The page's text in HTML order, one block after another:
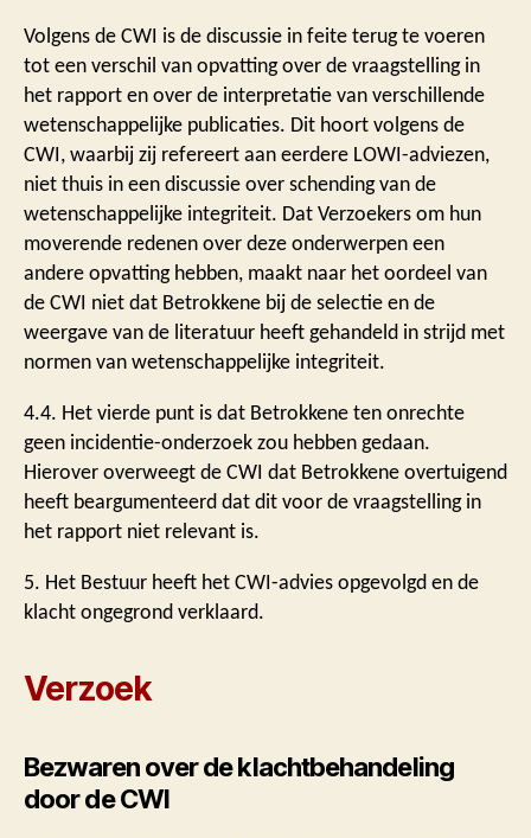
Volgens de CWI is de discussie in feite terug te voeren
tot een verschil van opvatting over de vraagstelling in
het rapport en over de interpretatie van verschillende
wetenschappelijke publicaties. Dit hoort volgens de
CWI, waarbij zij refereert aan eerdere LOWI-adviezen,
niet thuis in een discussie over schending van de
wetenschappelijke integriteit. Dat Verzoekers om hun
moverende redenen over deze onderwerpen een
andere opvatting hebben, maakt naar het oordeel van
de CWI niet dat Betrokkene bij de selectie en de
weergave van de literatuur heeft gehandeld in strijd met
normen van wetenschappelijke integriteit.
4.4. Het vierde punt is dat Betrokkene ten onrechte
geen incidentie-onderzoek zou hebben gedaan.
Hierover overweegt de CWI dat Betrokkene overtuigend
heeft beargumenteerd dat dit voor de vraagstelling in
het rapport niet relevant is.
5. Het Bestuur heeft het CWI-advies opgevolgd en de
klacht ongegrond verklaard.
Verzoek
Bezwaren over de klachtbehandeling
door de CWI